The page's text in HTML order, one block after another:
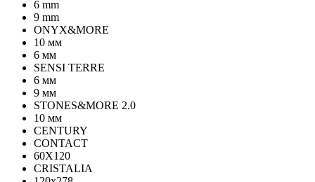
6 mm
9 mm
ONYX&MORE
10 мм
6 мм
SENSI TERRE
6 мм
9 мм
STONES&MORE 2.0
10 мм
CENTURY
CONTACT
60X120
CRISTALIA